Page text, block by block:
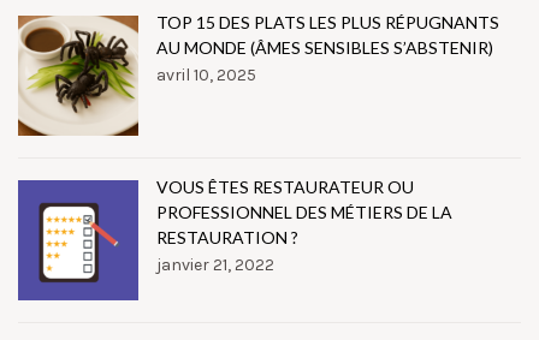
TOP 15 DES PLATS LES PLUS RÉPUGNANTS
AU MONDE (ÂMES SENSIBLES S’ABSTENIR)
avril 10, 2025
VOUS ÊTES RESTAURATEUR OU
PROFESSIONNEL DES MÉTIERS DE LA
RESTAURATION ?
janvier 21, 2022